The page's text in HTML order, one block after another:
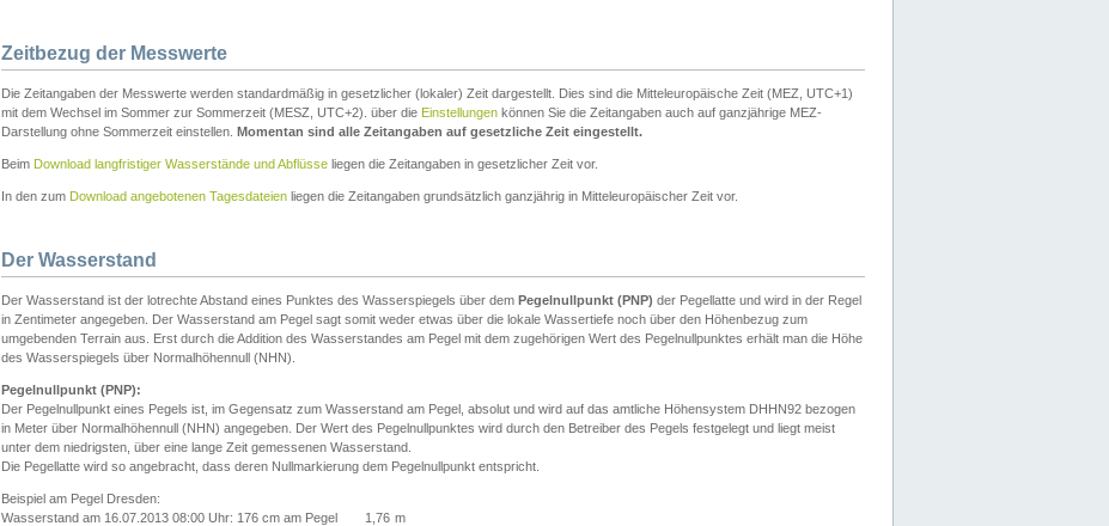
Zeitbezug der Messwerte
Die Zeitangaben der Messwerte werden standardmäßig in gesetzlicher (lokaler) Zeit dargestellt. Dies sind die Mitteleuropäische Zeit (MEZ, UTC+1)
mit dem Wechsel im Sommer zur Sommerzeit (MESZ, UTC+2). über die Einstellungen können Sie die Zeitangaben auch auf ganzjährige MEZ-
Darstellung ohne Sommerzeit einstellen. Momentan sind alle Zeitangaben auf gesetzliche Zeit eingestellt.
Beim Download langfristiger Wasserstände und Abflüsse liegen die Zeitangaben in gesetzlicher Zeit vor.
In den zum Download angebotenen Tagesdateien liegen die Zeitangaben grundsätzlich ganzjährig in Mitteleuropäischer Zeit vor.
Der Wasserstand
Der Wasserstand ist der lotrechte Abstand eines Punktes des Wasserspiegels über dem Pegelnullpunkt (PNP) der Pegellatte und wird in der Regel
in Zentimeter angegeben. Der Wasserstand am Pegel sagt somit weder etwas über die lokale Wassertiefe noch über den Höhenbezug zum
umgebenden Terrain aus. Erst durch die Addition des Wasserstandes am Pegel mit dem zugehörigen Wert des Pegelnullpunktes erhält man die Höhe
des Wasserspiegels über Normalhöhennull (NHN).
Pegelnullpunkt (PNP):
Der Pegelnullpunkt eines Pegels ist, im Gegensatz zum Wasserstand am Pegel, absolut und wird auf das amtliche Höhensystem DHHN92 bezogen
in Meter über Normalhöhennull (NHN) angegeben. Der Wert des Pegelnullpunktes wird durch den Betreiber des Pegels festgelegt und liegt meist
unter dem niedrigsten, über eine lange Zeit gemessenen Wasserstand.
Die Pegellatte wird so angebracht, dass deren Nullmarkierung dem Pegelnullpunkt entspricht.
Beispiel am Pegel Dresden:
Wasserstand am 16.07.2013 08:00 Uhr: 176 cm am Pegel
1,76 m